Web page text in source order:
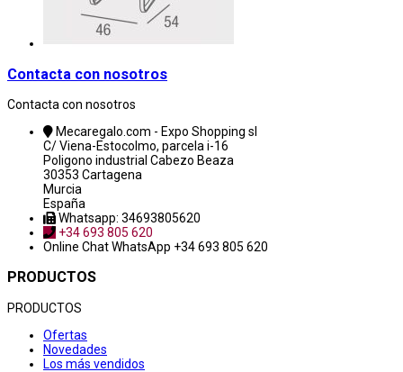
Contacta con nosotros
Contacta con nosotros
Mecaregalo.com - Expo Shopping sl
C/ Viena-Estocolmo, parcela i-16
Poligono industrial Cabezo Beaza
30353 Cartagena
Murcia
España
Whatsapp: 34693805620
+34 693 805 620
Online ChatWhatsApp +34 693 805 620
PRODUCTOS
PRODUCTOS
Ofertas
Novedades
Los más vendidos